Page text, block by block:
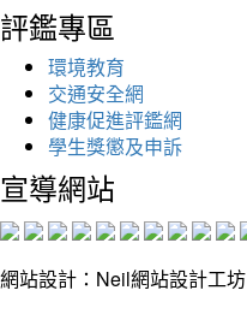
評鑑專區
環境教育
交通安全網
健康促進評鑑網
學生獎懲及申訴
宣導網站
網站設計：Neil網站設計工坊